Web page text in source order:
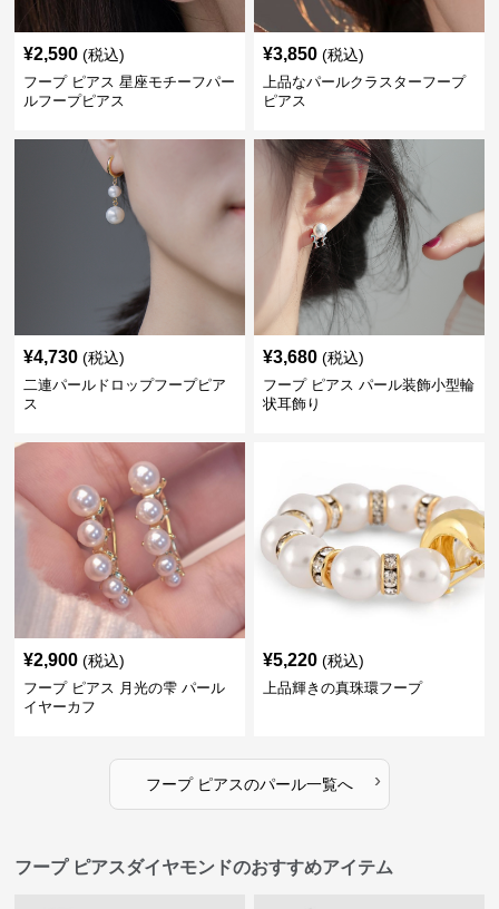
¥2,590 (税込)
フープ ピアス 星座モチーフパー
ルフープピアス
¥3,850 (税込)
上品なパールクラスターフープ
ピアス
¥4,730 (税込)
二連パールドロップフープピア
ス
¥3,680 (税込)
フープ ピアス パール装飾小型輪
状耳飾り
¥2,900 (税込)
フープ ピアス 月光の雫 パール
イヤーカフ
¥5,220 (税込)
上品輝きの真珠環フープ
フープ ピアスのパール一覧へ ›
フープ ピアスダイヤモンドのおすすめアイテム